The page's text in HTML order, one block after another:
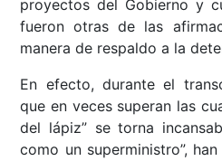
proyectos del Gobierno y
fueron otras de las
manera de respaldo a la
En efecto, durante el
que en veces superan las
del lápiz” se torna
como un superministro”,